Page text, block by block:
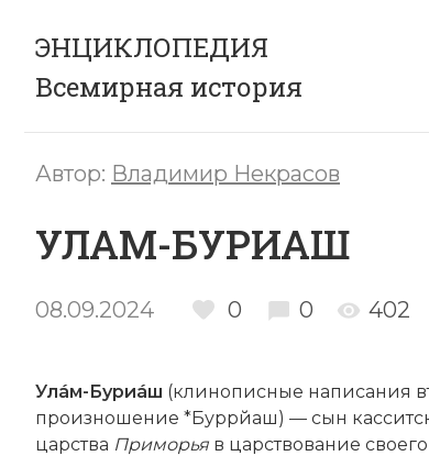
ЭНЦИКЛОПЕДИЯ
Всемирная история
Автор: Владимир Некрасов
УЛАМ-БУРИАШ
08.09.2024 0 0 402
Улáм-Буриáш (клинописные написания
произношение *Буррйаш) — сын
царства Приморья в царствование своего